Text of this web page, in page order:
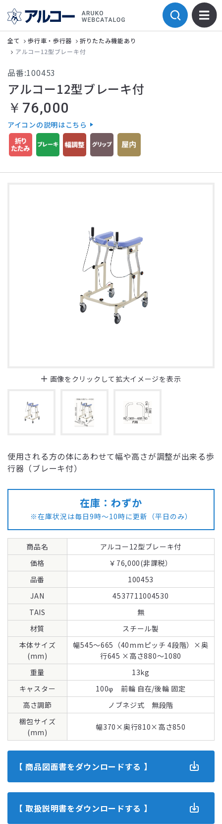
全て 歩行車・歩行器
折りたたみ機能あり
アルコー12型ブレーキ付
品番:100453
アルコー12型ブレーキ付
￥76,000
アイコンの説明はこちら
画像をクリックして拡大イメージを表示
使用される方の体にあわせて幅や高さが調整が出来る歩
行器（ブレーキ付）
在庫：わずか
※在庫状況は毎日9時～10時に更新（平日のみ）
商品名
価格
品番
JAN
TAIS
材質
本体サイズ
(mm)
幅545〜665（40mmピッチ 4段階）×奥
重量
キャスター
高さ調節
梱包サイズ
(mm)
【 商品図面書をダウンロードする 】
【 取扱説明書をダウンロードする 】